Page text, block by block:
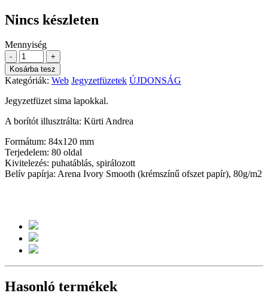
Nincs készleten
Mennyiség
-
+
Kosárba tesz
Kategóriák: Web Jegyzetfüzetek ÚJDONSÁG
Jegyzetfüzet sima lapokkal.
A borítót illusztrálta: Kürti Andrea
Formátum: 84x120 mm
Terjedelem: 80 oldal
Kivitelezés: puhatáblás, spirálozott
Belív papírja: Arena Ivory Smooth (krémszínű ofszet papír), 80g/m2
Hasonló termékek